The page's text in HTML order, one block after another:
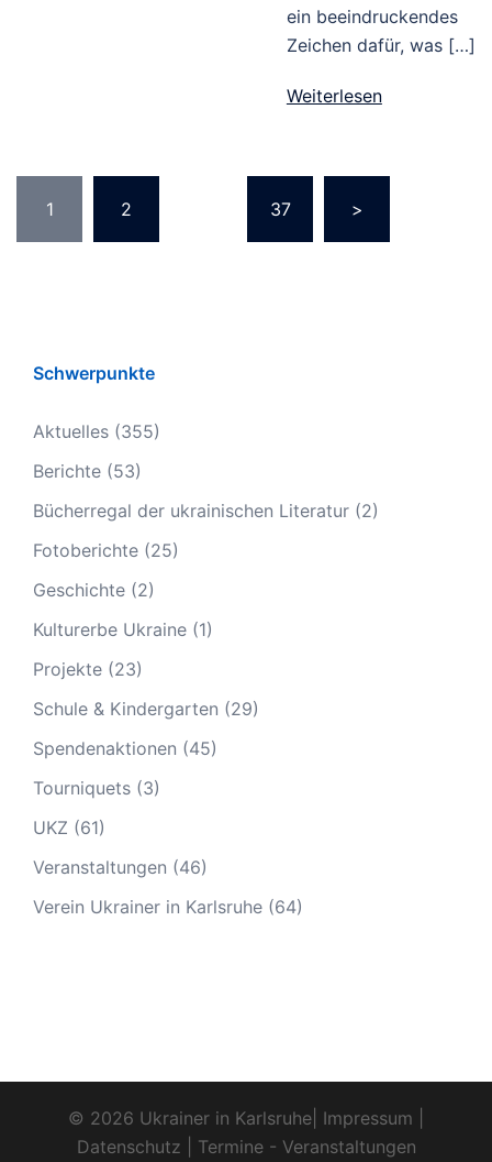
ein beeindruckendes
Zeichen dafür, was […]
Weiterlesen
1 2 37 >
Schwerpunkte
Aktuelles (355)
Berichte (53)
Bücherregal der ukrainischen Literatur (2)
Fotoberichte (25)
Geschichte (2)
Kulturerbe Ukraine (1)
Projekte (23)
Schule & Kindergarten (29)
Spendenaktionen (45)
Tourniquets (3)
UKZ (61)
Veranstaltungen (46)
Verein Ukrainer in Karlsruhe (64)
© 2026 Ukrainer in Karlsruhe| Impressum
Datenschutz
Termine - Veranstaltungen